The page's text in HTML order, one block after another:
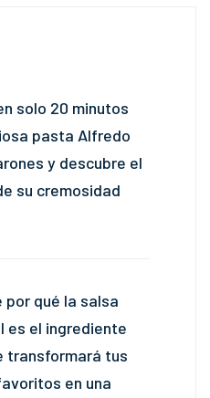
solo 20 minutos
pasta Alfredo
y descubre el
su cremosidad
por qué la salsa
es el ingrediente
transformará tus
en una